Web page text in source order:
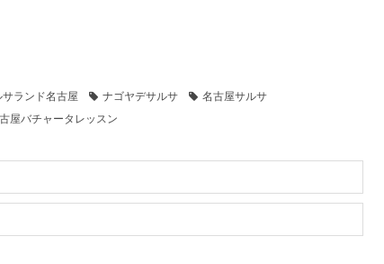
サランド名古屋 ナゴヤデサルサ
名古屋サルサ
屋バチャータレッスン